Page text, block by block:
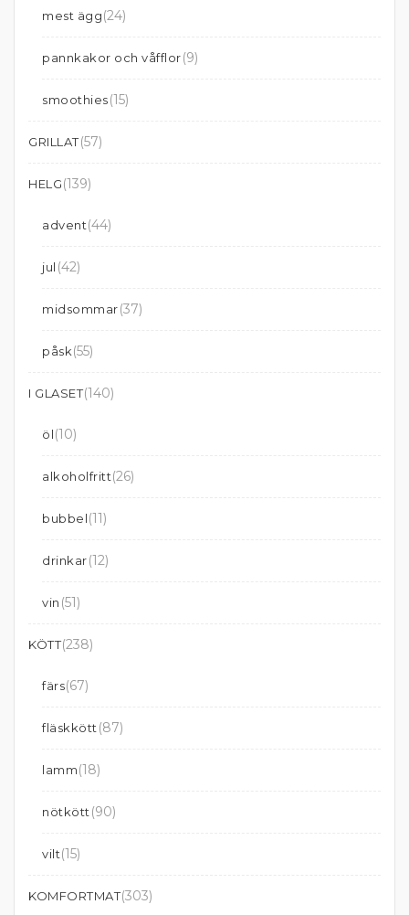
mest ägg(24)
pannkakor och våfflor(9)
smoothies(15)
GRILLAT(57)
HELG(139)
advent(44)
jul (42)
midsommar(37)
påsk(55)
I GLASET(140)
öl(10)
alkoholfritt(26)
bubbel(11)
drinkar(12)
vin (51)
KÖTT(238)
färs(67)
fläskkött (87)
lamm(18)
nötkött (90)
vilt(15)
KOMFORTMAT(303)